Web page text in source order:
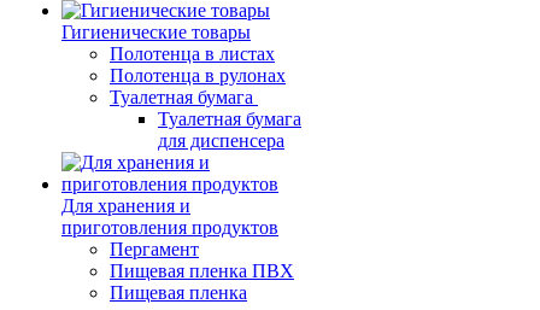
Гигиенические товары
Полотенца в листах
Полотенца в рулонах
Туалетная бумага
Туалетная бумага
для диспенсера
Для хранения и
приготовления продуктов
Пергамент
Пищевая пленка ПВХ
Пищевая пленка